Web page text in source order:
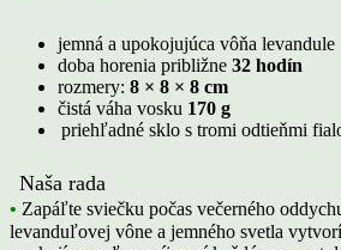
jemná a upokojujúca vôňa levandule
doba horenia približne 32 hodín
rozmery: 8 × 8 × 8 cm
čistá váha vosku 170 g
priehľadné sklo s tromi odtieňmi
Naša rada
• Zapáľte sviečku počas večerného
levanduľovej vône a jemného svetla